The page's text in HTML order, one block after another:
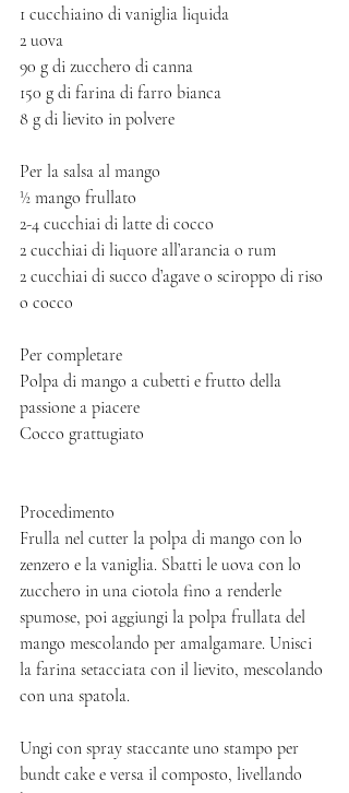
1 cucchiaino di vaniglia liquida
2 uova
90 g di zucchero di canna
150 g di farina di farro bianca
8 g di lievito in polvere
Per la salsa al mango
½ mango frullato
2-4 cucchiai di latte di cocco
2 cucchiai di liquore all’arancia o rum
2 cucchiai di succo d’agave o sciroppo di riso
o cocco
Per completare
Polpa di mango a cubetti e frutto della
passione a piacere
Cocco grattugiato
Procedimento
Frulla nel cutter la polpa di mango con lo
zenzero e la vaniglia. Sbatti le uova con lo
zucchero in una ciotola fino a renderle
spumose, poi aggiungi la polpa frullata del
mango mescolando per amalgamare. Unisci
la farina setacciata con il lievito, mescolando
con una spatola.
Ungi con spray staccante uno stampo per
bundt cake e versa il composto, livellando